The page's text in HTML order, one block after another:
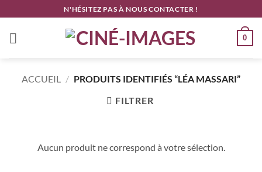
au
contenu
N'HÉSITEZ PAS À NOUS CONTACTER !
0
ACCUEIL / PRODUITS IDENTIFIÉS “LÉA MASSARI”
FILTRER
Aucun produit ne correspond à votre sélection.